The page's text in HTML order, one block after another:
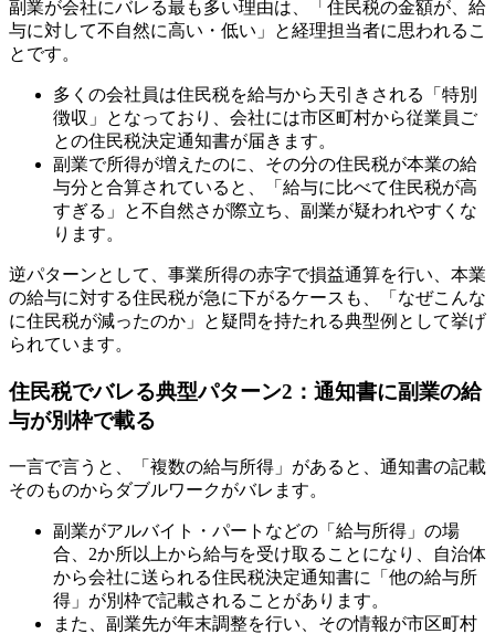
副業が会社にバレる最も多い理由は、「住民税の金額が、給
与に対して不自然に高い・低い」と経理担当者に思われるこ
とです。
多くの会社員は住民税を給与から天引きされる「特別
徴収」となっており、会社には市区町村から従業員ご
との住民税決定通知書が届きます。
副業で所得が増えたのに、その分の住民税が本業の給
与分と合算されていると、「給与に比べて住民税が高
すぎる」と不自然さが際立ち、副業が疑われやすくな
ります。
逆パターンとして、事業所得の赤字で損益通算を行い、本業
の給与に対する住民税が急に下がるケースも、「なぜこんな
に住民税が減ったのか」と疑問を持たれる典型例として挙げ
られています。
住民税でバレる典型パターン2：通知書に副業の給
与が別枠で載る
一言で言うと、「複数の給与所得」があると、通知書の記載
そのものからダブルワークがバレます。
副業がアルバイト・パートなどの「給与所得」の場
合、2か所以上から給与を受け取ることになり、自治体
から会社に送られる住民税決定通知書に「他の給与所
得」が別枠で記載されることがあります。
また、副業先が年末調整を行い、その情報が市区町村